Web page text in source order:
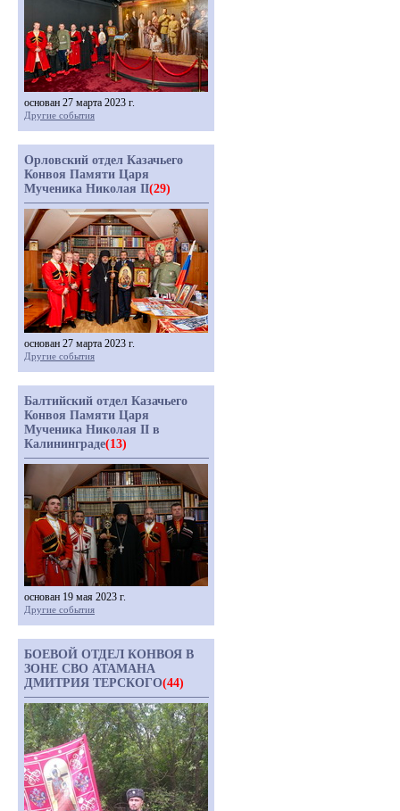
основан 27 марта 2023 г.
Другие события
Орловский отдел Казачьего
Конвоя Памяти Царя
Мученика Николая II(29)
основан 27 марта 2023 г.
Другие события
Балтийский отдел Казачьего
Конвоя Памяти Царя
Мученика Николая II в
Калининграде(13)
основан 19 мая 2023 г.
Другие события
БОЕВОЙ ОТДЕЛ КОНВОЯ В
ЗОНЕ СВО АТАМАНА
ДМИТРИЯ ТЕРСКОГО(44)